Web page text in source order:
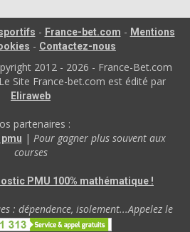
- France-bet.com - Mentions
- Contactez-nous
2012 - 2026 - France-Bet.com
Site France-bet.com est édité par
Eliraweb
partenaires :
| Pour gagner plus souvent aux
courses
PMU 100% mathématique !
: dépendence, isolement...Appelez le